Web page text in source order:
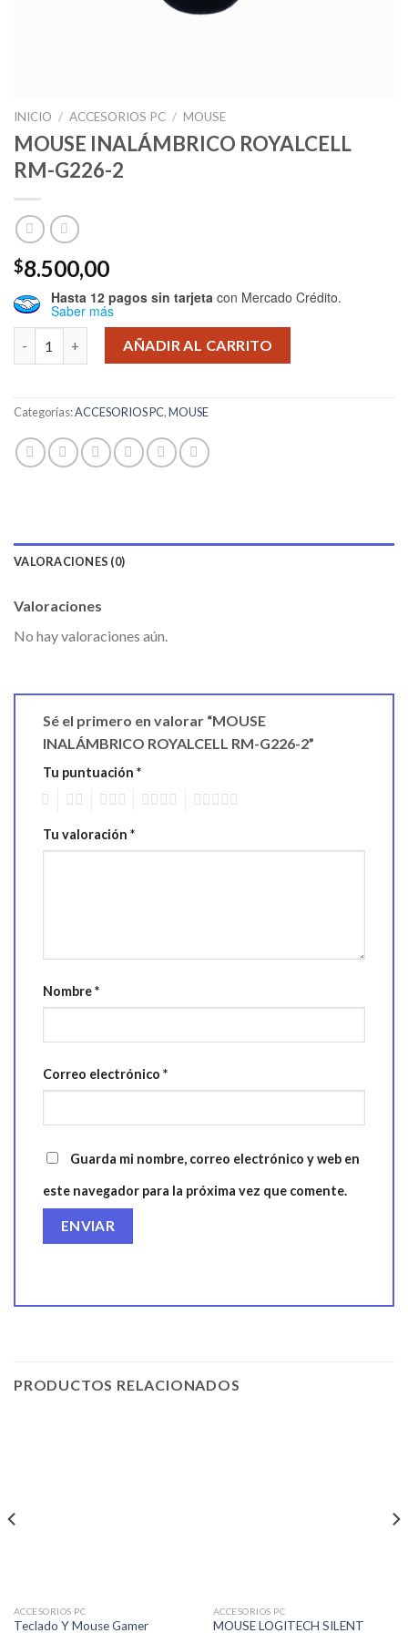
INICIO / ACCESORIOS PC / MOUSE
MOUSE INALÁMBRICO ROYALCELL
RM-G226-2
$8.500,00
Hasta 12 pagos sin tarjeta con Mercado Crédito.
Saber más
MOUSE INALÁMBRICO ROYALCELL RM-G226-2 cantidad
AÑADIR AL CARRITO
Categorías:ACCESORIOS PC,MOUSE
VALORACIONES (0)
Valoraciones
No hay valoraciones aún.
Sé el primero en valorar “MOUSE
INALÁMBRICO ROYALCELL RM-G226-2”
Tu puntuación *
Tu valoración *
Nombre*
Correo electrónico *
Guarda mi nombre, correo electrónico y web en
este navegador para la próxima vez que comente.
PRODUCTOS RELACIONADOS
ACCESORIOS PC
Teclado Y Mouse Gamer
ACCESORIOS PC
MOUSE LOGITECH SILENT